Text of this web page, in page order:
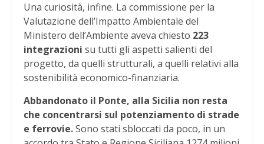
Una curiosità, infine. La commissione per la
Valutazione dell’Impatto Ambientale del
Ministero dell’Ambiente aveva chiesto 223
integrazioni su tutti gli aspetti salienti del
progetto, da quelli strutturali, a quelli relativi alla
sostenibilità economico-finanziaria.
Abbandonato il Ponte, alla Sicilia non resta
che concentrarsi sul potenziamento di strade
e ferrovie.Sono stati sbloccati da poco, in un